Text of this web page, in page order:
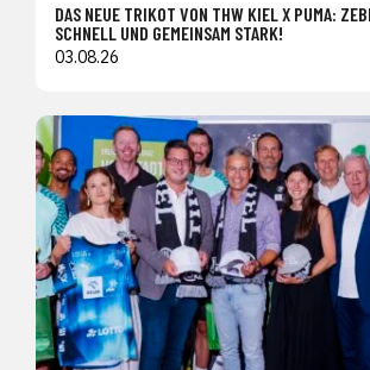
DAS NEUE TRIKOT VON THW KIEL X PUMA:
SCHNELL UND GEMEINSAM STARK!
03.08.26